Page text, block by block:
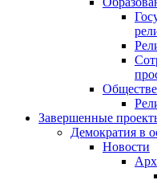
Завершенные
Демократия в
Новости